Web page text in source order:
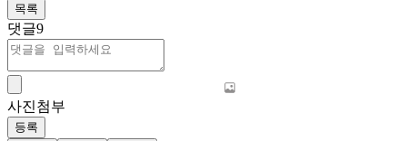
목록
댓글9
사진첨부
등록